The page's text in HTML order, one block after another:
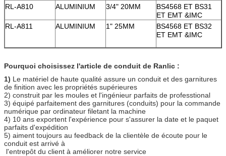
RL-A810 ALUMINIUM 3/4" 20MM
BS4568 ET BS31
ET EMT &IMC
RL-A811
ALUMINIUM 1" 25MM
BS4568 ET BS32
ET EMT &IMC
Pourquoi choisissez l'article de conduit de Ranlic :
1) Le matériel de haute qualité assure un conduit et des garnitures
de finition avec les propriétés supérieures
2) construit par les moules et l'ingénieur parfaits de professtional
3) équipé parfaitement des garnitures (conduits) pour la commande
numérique par ordinateur filetant la machine
4) 10 ans exportent l'expérience pour s'assurer la date et le paquet
parfaits d'expédition
5) aiment toujours au feedback de la clientèle de écoute pour le
conduit est arrivé à
l'entrepôt du client à améliorer notre service